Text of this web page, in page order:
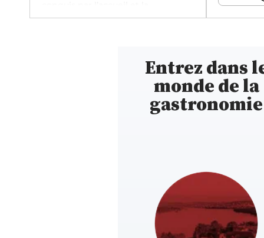
dégustation raffinée comme l’a
jour avec entrée, plat et dessert
inspiré de recettes, que les
cuisiniers revisitent de quelques
touches contemporaines. Une
adresse à découvrir juste à côté du
chai des vins d’Haillicourt à 15
Entrez dans
monde de la
gastronomie